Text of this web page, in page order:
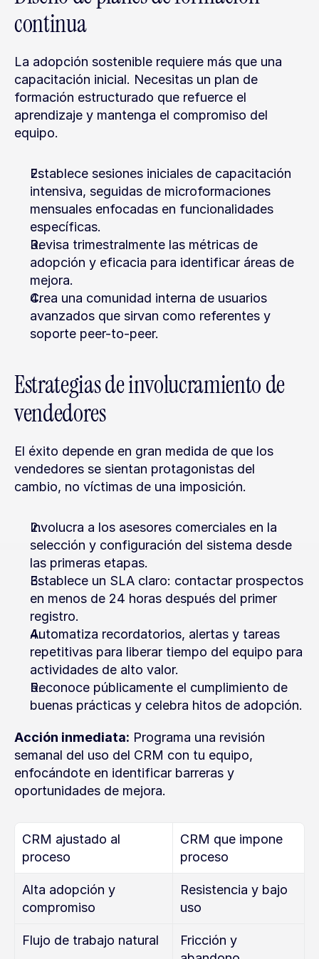
continua
La adopción sostenible requiere más que una
capacitación inicial. Necesitas un plan de
formación estructurado que refuerce el
aprendizaje y mantenga el compromiso del
equipo.
Establece sesiones iniciales de capacitación
intensiva, seguidas de microformaciones
mensuales enfocadas en funcionalidades
específicas.
Revisa trimestralmente las métricas de
adopción y eficacia para identificar áreas de
mejora.
Crea una comunidad interna de usuarios
avanzados que sirvan como referentes y
soporte peer-to-peer.
Estrategias de involucramiento de
vendedores
El éxito depende en gran medida de que los
vendedores se sientan protagonistas del
cambio, no víctimas de una imposición.
Involucra a los asesores comerciales en la
selección y configuración del sistema desde
las primeras etapas.
Establece un SLA claro: contactar prospectos
en menos de 24 horas después del primer
registro.
Automatiza recordatorios, alertas y tareas
repetitivas para liberar tiempo del equipo para
actividades de alto valor.
Reconoce públicamente el cumplimiento de
buenas prácticas y celebra hitos de adopción.
Acción inmediata: Programa una revisión
semanal del uso del CRM con tu equipo,
enfocándote en identificar barreras y
oportunidades de mejora.
CRM ajustado al
proceso
CRM que impone
proceso
Alta adopción y
compromiso
Resistencia y bajo
uso
Flujo de trabajo natural
Fricción y